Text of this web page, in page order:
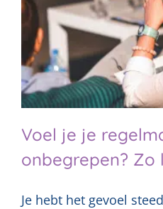
Voel je je
onbegrepen? Zo
Je hebt het gevoel